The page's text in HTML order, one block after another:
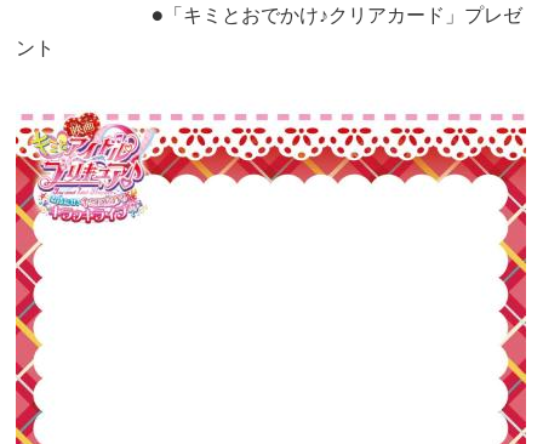
●「キミとおでかけ♪クリアカード」プレゼ
ント